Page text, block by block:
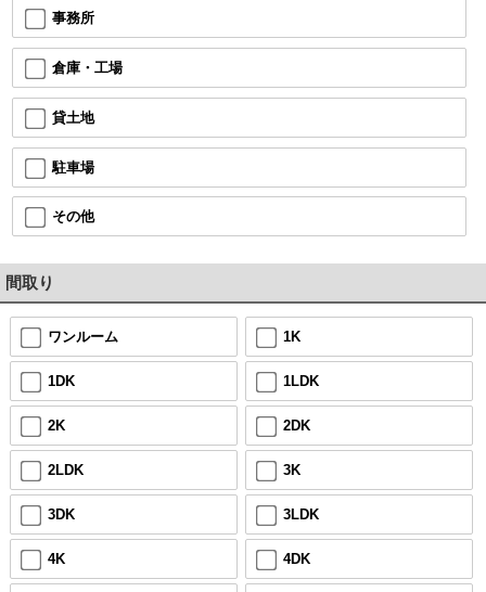
事務所
倉庫・工場
貸土地
駐車場
その他
間取り
ワンルーム 1K
1DK 1LDK
2K 2DK
2LDK 3K
3DK 3LDK
4K 4DK